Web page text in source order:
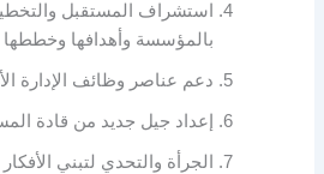
استشراف المستقبل
بالمؤسسة وأهدافها وخططها
دعم عناصر وظائف الإدارة
إعداد جيل جديد من قادة
الجرأة والتحدي لتبني